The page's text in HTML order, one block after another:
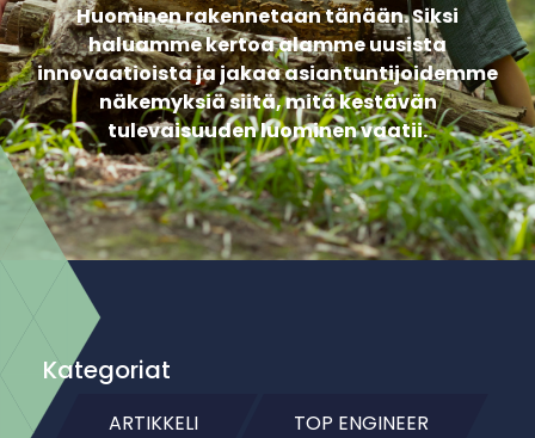
Huominen rakennetaan tänään. Siksi
haluamme kertoa alamme uusista
innovaatioista ja jakaa asiantuntijoidemme
näkemyksiä siitä, mitä kestävän
tulevaisuuden luominen vaatii.
Kategoriat
ARTIKKELI TOP ENGINEER